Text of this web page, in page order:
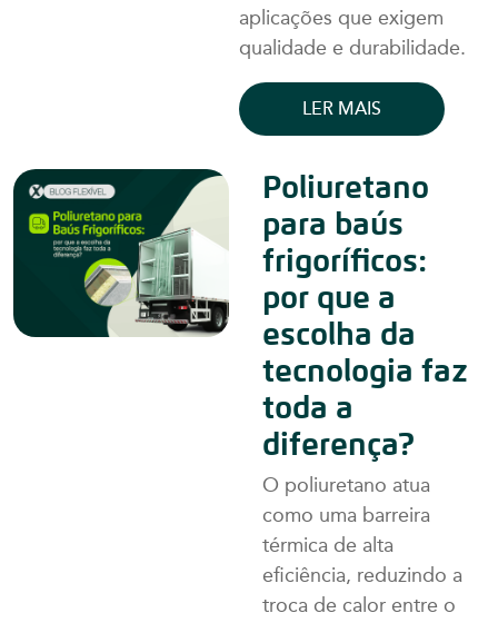
aplicações que exigem
qualidade e durabilidade.
LER MAIS
Poliuretano
para baús
frigoríficos:
por que a
escolha da
tecnologia faz
toda a
diferença?
O poliuretano atua
como uma barreira
térmica de alta
eficiência, reduzindo a
troca de calor entre o